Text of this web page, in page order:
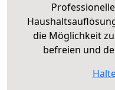
die Möglichkeit
befreien und